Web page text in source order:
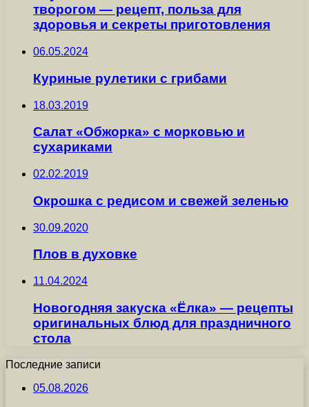
творогом — рецепт, польза для
здоровья и секреты приготовления
06.05.2024
Куриные рулетики с грибами
18.03.2019
Салат «Обжорка» с морковью и
сухариками
02.02.2019
Окрошка с редисом и свежей зеленью
30.09.2020
Плов в духовке
11.04.2024
Новогодняя закуска «Ёлка» — рецепты
оригинальных блюд для праздничного
стола
Последние записи
05.08.2026